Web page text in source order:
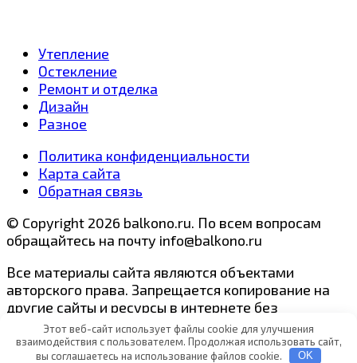
Утепление
Остекление
Ремонт и отделка
Дизайн
Разное
Политика конфиденциальности
Карта сайта
Обратная связь
© Copyright 2026 balkono.ru. По всем вопросам
обращайтесь на почту info@balkono.ru
Все материалы сайта являются объектами
авторского права. Запрещается копирование на
другие сайты и ресурсы в интернете без
предварительного согласия администрации сайта.
Этот веб-сайт использует файлы cookie для улучшения
взаимодействия с пользователем. Продолжая использовать сайт,
вы соглашаетесь на использование файлов cookie.
OK